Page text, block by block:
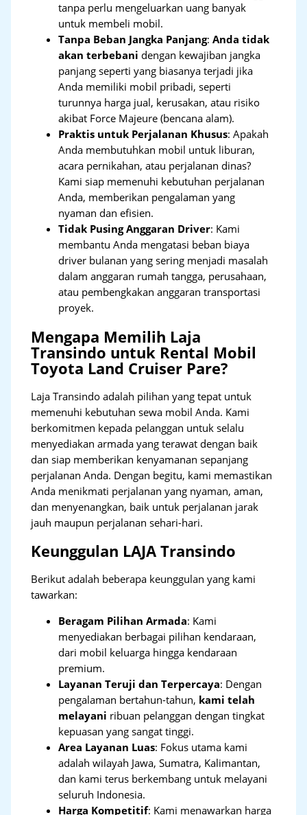
tanpa perlu mengeluarkan uang banyak
untuk membeli mobil.
Tanpa Beban Jangka Panjang:Anda tidak
akan terbebani dengan kewajiban jangka
panjang seperti yang biasanya terjadi jika
Anda memiliki mobil pribadi, seperti
turunnya harga jual, kerusakan, atau risiko
akibat Force Majeure (bencana alam).
Praktis untuk Perjalanan Khusus: Apakah
Anda membutuhkan mobil untuk liburan,
acara pernikahan, atau perjalanan dinas?
Kami siap memenuhi kebutuhan perjalanan
Anda, memberikan pengalaman yang
nyaman dan efisien.
Tidak Pusing Anggaran Driver: Kami
membantu Anda mengatasi beban biaya
driver bulanan yang sering menjadi masalah
dalam anggaran rumah tangga, perusahaan,
atau pembengkakan anggaran transportasi
proyek.
Mengapa Memilih Laja
Transindo untuk Rental Mobil
Toyota Land Cruiser Pare?
Laja Transindo adalah pilihan yang tepat untuk
memenuhi kebutuhan sewa mobil Anda. Kami
berkomitmen kepada pelanggan untuk selalu
menyediakan armada yang terawat dengan baik
dan siap memberikan kenyamanan sepanjang
perjalanan Anda. Dengan begitu, kami memastikan
Anda menikmati perjalanan yang nyaman, aman,
dan menyenangkan, baik untuk perjalanan jarak
jauh maupun perjalanan sehari-hari.
Keunggulan LAJA Transindo
Berikut adalah beberapa keunggulan yang kami
tawarkan:
Beragam Pilihan Armada: Kami
menyediakan berbagai pilihan kendaraan,
dari mobil keluarga hingga kendaraan
premium.
Layanan Teruji dan Terpercaya: Dengan
pengalaman bertahun-tahun, kami telah
melayani ribuan pelanggan dengan tingkat
kepuasan yang sangat tinggi.
Area Layanan Luas: Fokus utama kami
adalah wilayah Jawa, Sumatra, Kalimantan,
dan kami terus berkembang untuk melayani
seluruh Indonesia.
Harga Kompetitif: Kami menawarkan harga